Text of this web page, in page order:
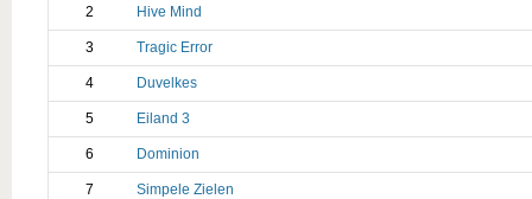
2 Hive Mind
3 Tragic Error
4 Duvelkes
5 Eiland 3
6 Dominion
7 Simpele Zielen